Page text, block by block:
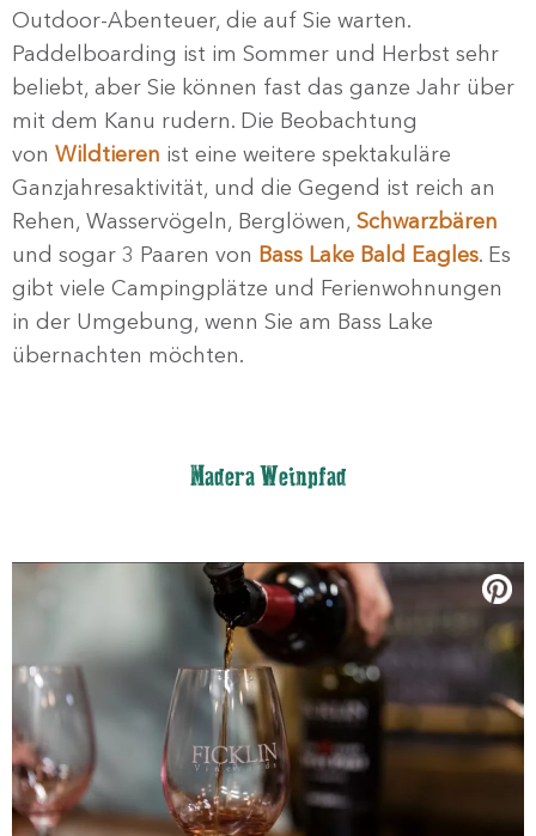
Outdoor-Abenteuer, die auf Sie warten.
Paddelboarding ist im Sommer und Herbst sehr
beliebt, aber Sie können fast das ganze Jahr über
mit dem Kanu rudern. Die Beobachtung
von Wildtieren ist eine weitere spektakuläre
Ganzjahresaktivität, und die Gegend ist reich an
Rehen, Wasservögeln, Berglöwen, Schwarzbären
und sogar 3 Paaren von Bass Lake Bald Eagles. Es
gibt viele Campingplätze und Ferienwohnungen
in der Umgebung, wenn Sie am Bass Lake
übernachten möchten.
Madera Weinpfad